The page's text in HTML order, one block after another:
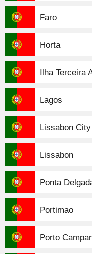
Faro
Horta
Ilha Terceira
Lagos
Lissabon City
Lissabon
Ponta
Portimao
Porto